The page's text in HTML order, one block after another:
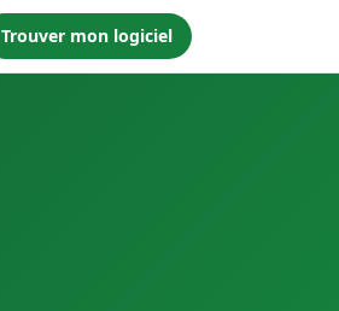
Trouver mon logiciel